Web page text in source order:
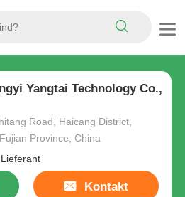
Yangtai Technology Co.,
Road, Haicang District,
Province, China
Kontakt